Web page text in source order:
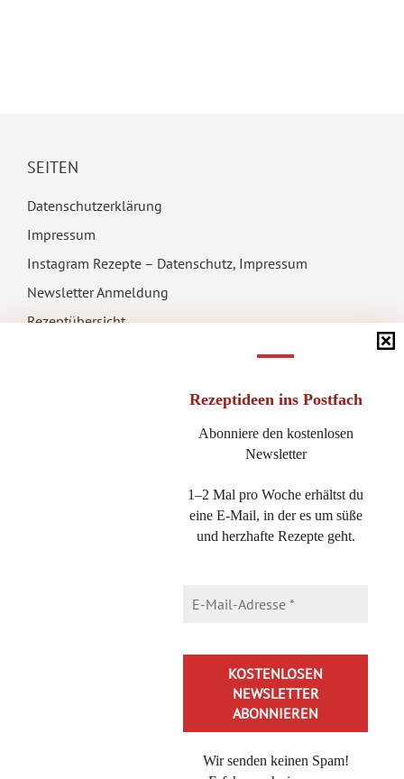
Rezeptideen ins Postfach
Abonniere den kostenlosen
Newsletter
1–2 Mal pro Woche erhältst du
eine E-Mail, in der es um süße
und herzhafte Rezepte geht.
Wir senden keinen Spam!
SEITEN
Datenschutzerklärung
Impressum
Instagram Rezepte – Datenschutz, Impressum
Newsletter Anmeldung
Rezeptübersicht
AUF MEINEN SEITEN BEFINDET SICH WERBUNG
Als Amazon-Partner verdiene ich an qualifizierten Käufen. Das
bedeutet, dass ich eine kleine Provision bekomme, wenn du ein
Produkt auf Amazon kaufst, auf das du per Klick über diese Seite
ÜBER MICH
IMPRESSUM